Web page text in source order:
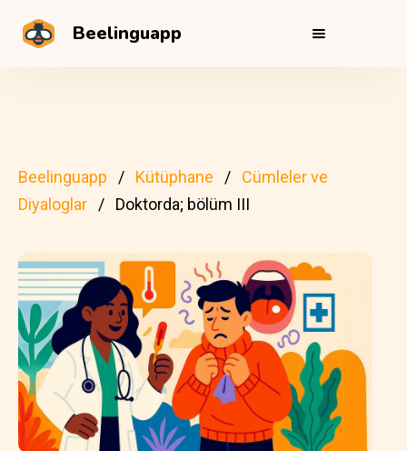
Beelinguapp
Beelinguapp Kütüphane
Cümleler ve
Diyaloglar
Doktorda; bölüm III